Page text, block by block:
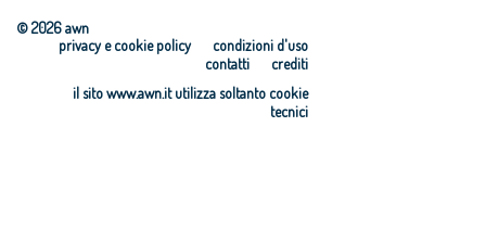
© 2026 awn
condizioni d'uso
privacy e cookie policy
crediti
contatti
il sito www.awn.it utilizza soltanto cookie
tecnici